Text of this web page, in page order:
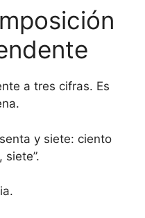
a tres cifras. Es
y siete: ciento